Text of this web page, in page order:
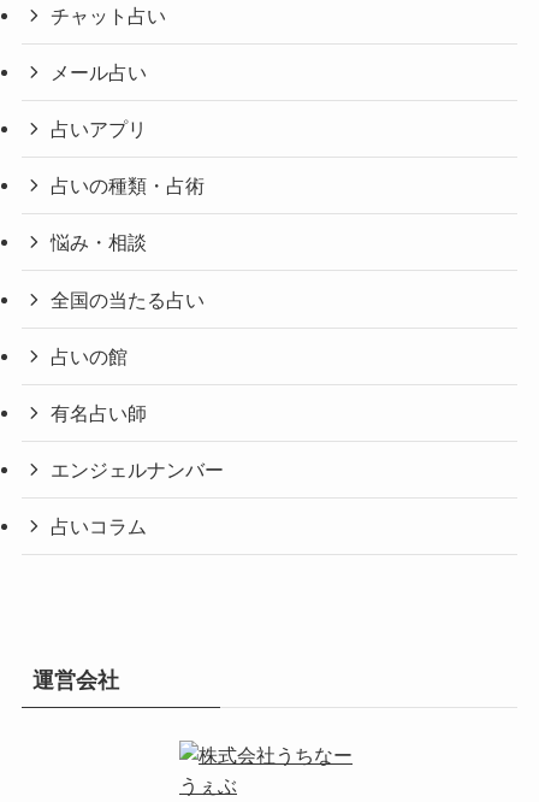
チャット占い
メール占い
占いアプリ
占いの種類・占術
悩み・相談
全国の当たる占い
占いの館
有名占い師
エンジェルナンバー
占いコラム
運営会社